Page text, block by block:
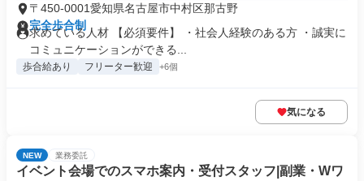
〒450-0001愛知県名古屋市中村区那古野
完全歩合制
求めている人材 【必須要件】 ・社会人経験のある方 ・誠実に
コミュニケーションができる...
歩合給あり フリーター歓迎 +6個
気になる
NEW 業務委託
イベント会場でのスマホ案内・受付スタッフ|副業・Wワ